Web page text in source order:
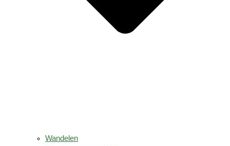
Wandelen